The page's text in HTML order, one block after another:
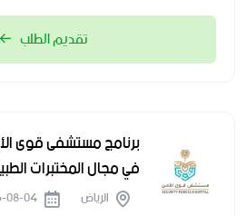
تقديم الطلب
برنامج مستشفى قوى
في مجال المختبرات
الرياض